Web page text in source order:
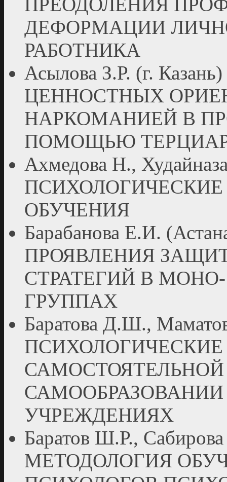
ПРЕОДОЛЕНИЯ
ДЕФОРМАЦИИ
РАБОТНИКА
Асылова З.Р. (г.
ЦЕННОСТНЫХ
НАРКОМАНИЕЙ В
ПОМОЩЬЮ
Ахмедова Н.,
ОБУЧЕНИЯ
Барабанова Е.И.
ПРОЯВЛЕНИЯ
СТРАТЕГИЙ В
ГРУППАХ
Баратова Д.Ш.,
САМООБРАЗОВАНИИ
УЧРЕЖДЕНИЯХ
Баратов Ш.Р.,
МЕТОДОЛОГИЯ